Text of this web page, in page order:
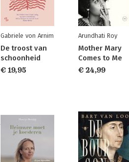
Gabriele von Arnim
De troost van
schoonheid
€ 19,95
Arundhati Roy
Mother Mary
Comes to Me
€ 24,99